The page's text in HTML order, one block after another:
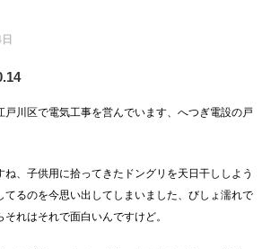
戸川区で電気工事を営んでいます、へつぎ電設の戸
、子供用に拾ってきたドングリを天日干ししよう
てるのを今思い出してしまいました、びしょ濡れで
れはそれで面白いんですけど。